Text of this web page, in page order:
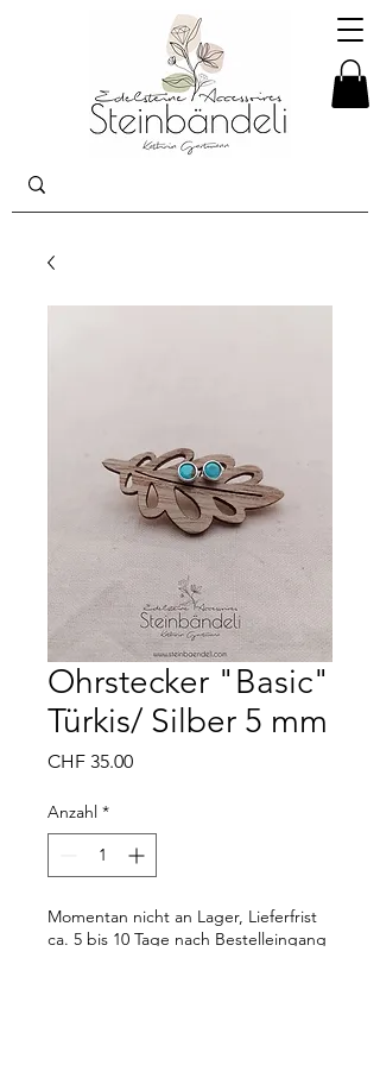
Ohrstecker "Basic"
Türkis/ Silber 5 mm
CHF 35.00Preis
Anzahl *
Momentan nicht an Lager, Lieferfrist
ca. 5 bis 10 Tage nach Bestelleingang